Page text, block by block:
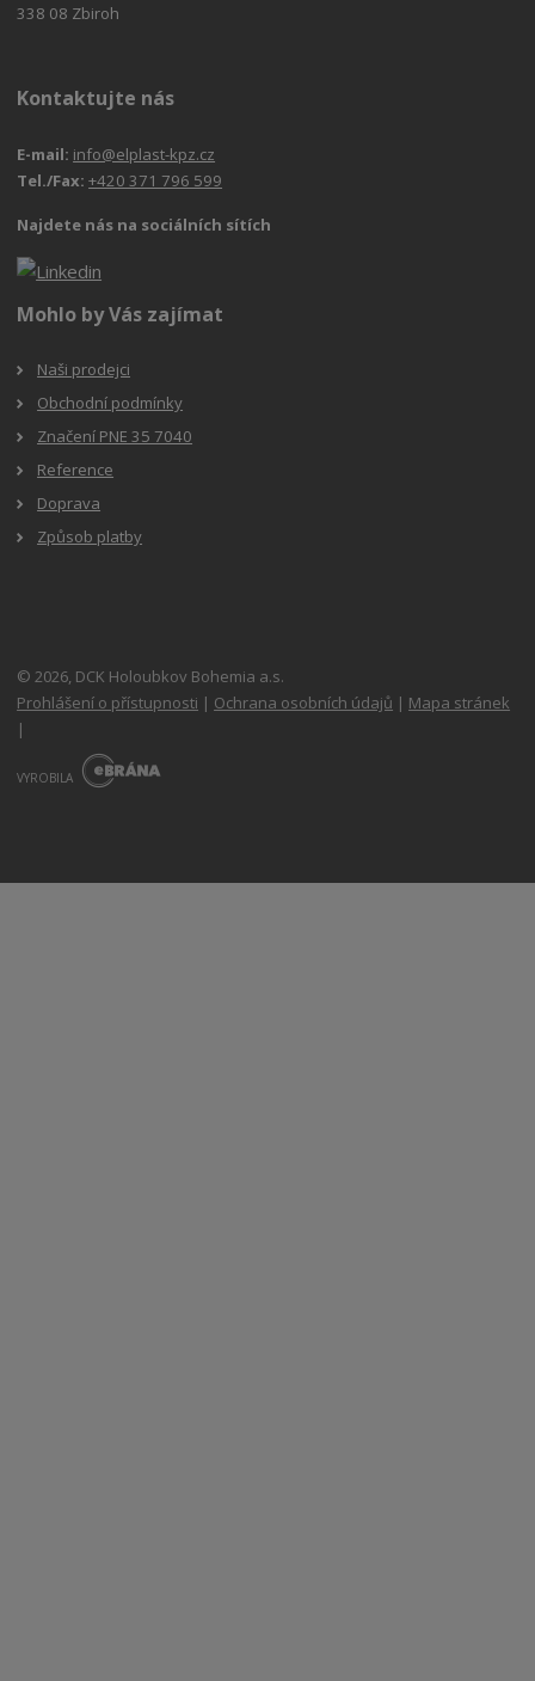
338 08 Zbiroh
Kontaktujte nás
E-mail: info@elplast-kpz.cz
Tel./Fax:+420 371 796 599
Najdete nás na sociálních sítích
Mohlo by Vás zajímat
Naši prodejci
Obchodní podmínky
Značení PNE 35 7040
Reference
Doprava
Způsob platby
© 2026, DCK Holoubkov Bohemia a.s.
Prohlášení o přístupnosti | Ochrana osobních údajů | Mapa stránek
|
VYROBILA